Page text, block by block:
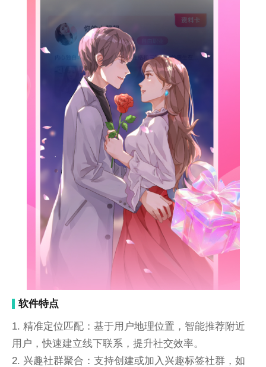
软件特点
1. 精准定位匹配：基于用户地理位置，智能推荐附近
用户，快速建立线下联系，提升社交效率。
2. 兴趣社群聚合：支持创建或加入兴趣标签社群，如